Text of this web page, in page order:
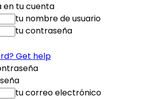
en tu cuenta
tu nombre de usuario
tu contraseña
Get help
tu correo electrónico